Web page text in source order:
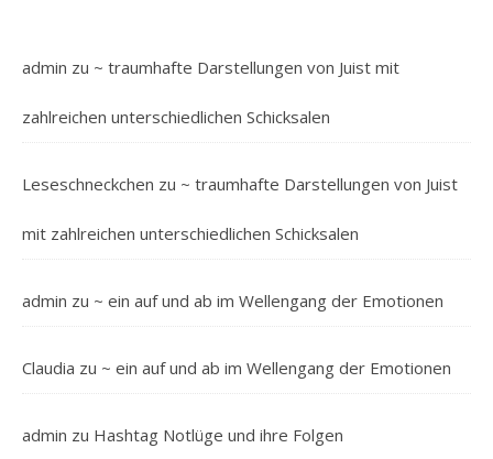
admin zu ~ traumhafte Darstellungen von Juist mit
zahlreichen unterschiedlichen Schicksalen
Leseschneckchen zu ~ traumhafte Darstellungen von Juist
mit zahlreichen unterschiedlichen Schicksalen
admin zu ~ ein auf und ab im Wellengang der Emotionen
Claudia zu ~ ein auf und ab im Wellengang der Emotionen
admin zu Hashtag Notlüge und ihre Folgen